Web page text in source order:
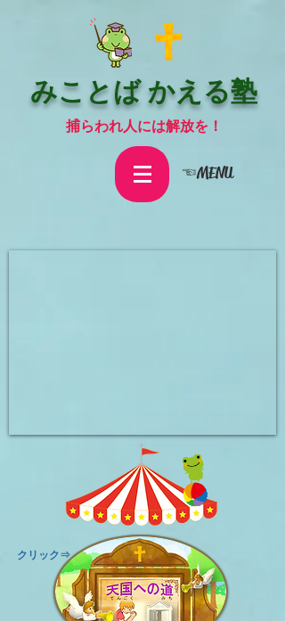
みことば かえる塾
捕らわれ人には解放を！
☜MENU
​クリック⇒